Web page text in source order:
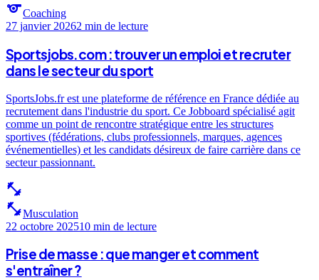
sportsCoaching
27 janvier 20262 min de lecture
Sportsjobs.com : trouver un emploi et recruter
dans le secteur du sport
SportsJobs.fr est une plateforme de référence en France dédiée au
recrutement dans l'industrie du sport. Ce Jobboard spécialisé agit
comme un point de rencontre stratégique entre les structures
sportives (fédérations, clubs professionnels, marques, agences
événementielles) et les candidats désireux de faire carrière dans ce
secteur passionnant.
fitness_center
fitness_centerMusculation
22 octobre 202510 min de lecture
Prise de masse : que manger et comment
s'entraîner ?